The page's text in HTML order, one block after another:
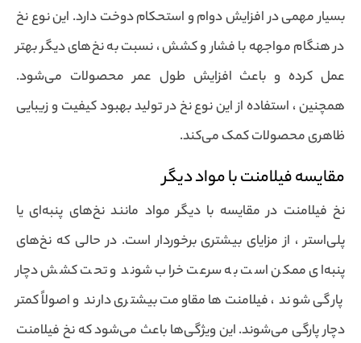
بسیار مهمی در افزایش دوام و استحکام دوخت دارد. این نوع نخ
در هنگام مواجهه با فشار و کشش ، نسبت به نخ‌های دیگر بهتر
عمل کرده و باعث افزایش طول عمر محصولات می‌شود.
همچنین ، استفاده از این نوع نخ در تولید بهبود کیفیت و زیبایی
ظاهری محصولات کمک می‌کند.
مقایسه فیلامنت با مواد دیگر
نخ فیلامنت در مقایسه با دیگر مواد مانند نخ‌های پنبه‌ای یا
پلی‌استر ، از مزایای بیشتری برخوردار است. در حالی که نخ‌های
پنبه‌ای ممکن است به سرعت خراب شوند و تحت کشش دچار
پارگی شوند ، فیلامنت‌ها مقاومت بیشتری دارند و اصولاً کمتر
دچار پارگی می‌شوند. این ویژگی‌ها باعث می‌شود که نخ فیلامنت